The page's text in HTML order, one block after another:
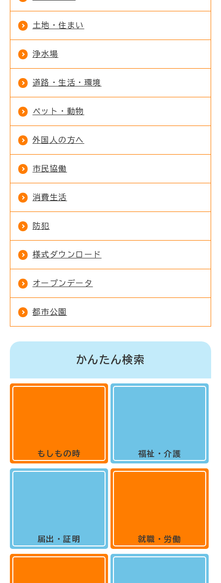
土地・住まい
浄水場
道路・生活・環境
ペット・動物
外国人の方へ
市民協働
消費生活
防犯
様式ダウンロード
オープンデータ
都市公園
かんたん検索
もしもの時
届出・証明
福祉・介護
就職・労働